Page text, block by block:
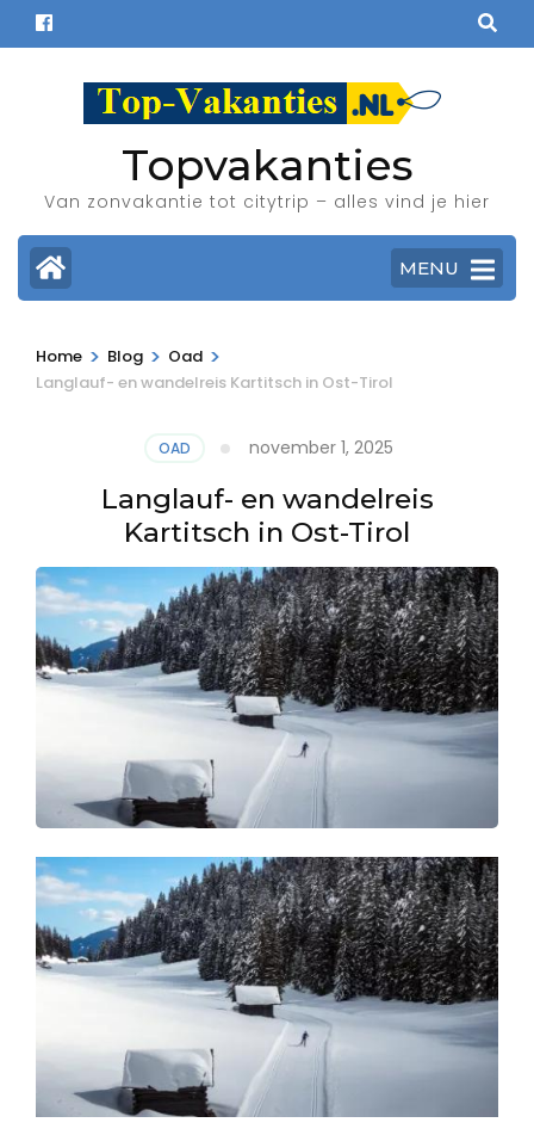
naar
Topvakanties
Van zonvakantie tot citytrip – alles vind je hier
MENU
Home > Blog > Oad >
Langlauf- en wandelreis Kartitsch in Ost-Tirol
OAD november 1, 2025
Langlauf- en wandelreis
Kartitsch in Ost-Tirol